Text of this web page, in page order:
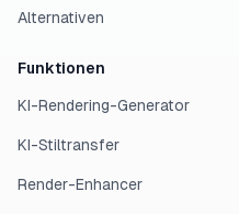
Alternativen
Funktionen
KI-Rendering-Generator
KI-Stiltransfer
Render-Enhancer